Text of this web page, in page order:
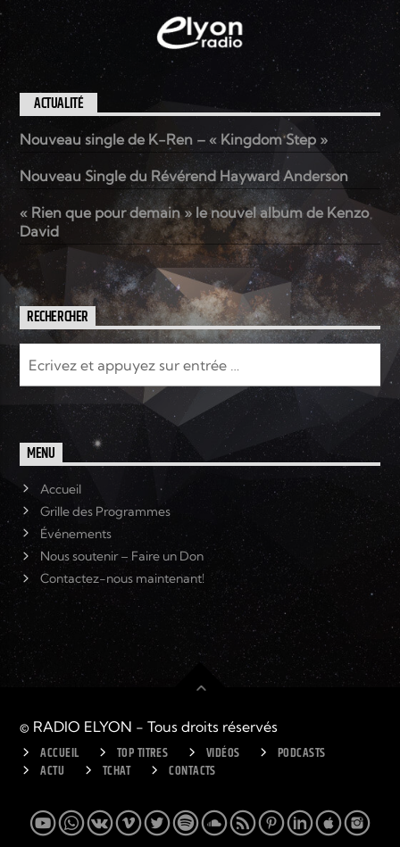
ACTUALITÉ
Nouveau single de K-Ren – « Kingdom Step »
Nouveau Single du Révérend Hayward Anderson
« Rien que pour demain » le nouvel album de Kenzo
David
RECHERCHER
MENU
Accueil
Grille des Programmes
Événements
Nous soutenir – Faire un Don
Contactez-nous maintenant!
© RADIO ELYON - Tous droits réservés
ACCUEIL TOP TITRES VIDÉOS
PODCASTS
ACTU
TCHAT CONTACTS